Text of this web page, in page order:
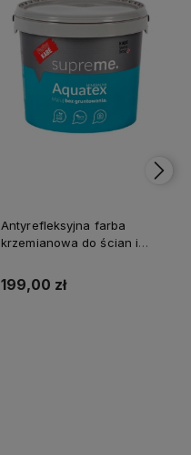
Antyrefleksyjna farba
krzemianowa do ścian i
199,00 zł